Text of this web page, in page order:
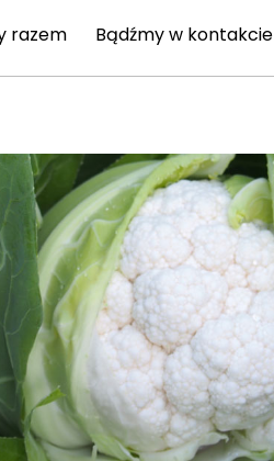
razem Bądźmy w kontakcie